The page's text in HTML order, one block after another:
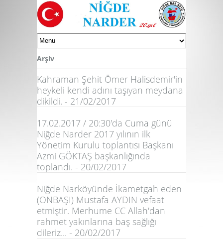
Arşiv
Kahraman Şehit Ömer Halisdemir'in
heykeli kendi adını taşıyan meydana
dikildi. - 21/02/2017
17.02.2017 / 20:30'da Cuma günü
Niğde Narder 2017 yılının ilk
Yönetim Kurulu toplantısı Başkanı
Azmi GÖKTAŞ başkanlığında
toplandı. - 20/02/2017
Niğde Narköyünde İkametgah eden
(ONBAŞI) Mustafa AYDIN vefaat
etmiştir. Merhume CC Allah'dan
rahmet yakınlarına baş sağlığı
dileriz... - 20/02/2017